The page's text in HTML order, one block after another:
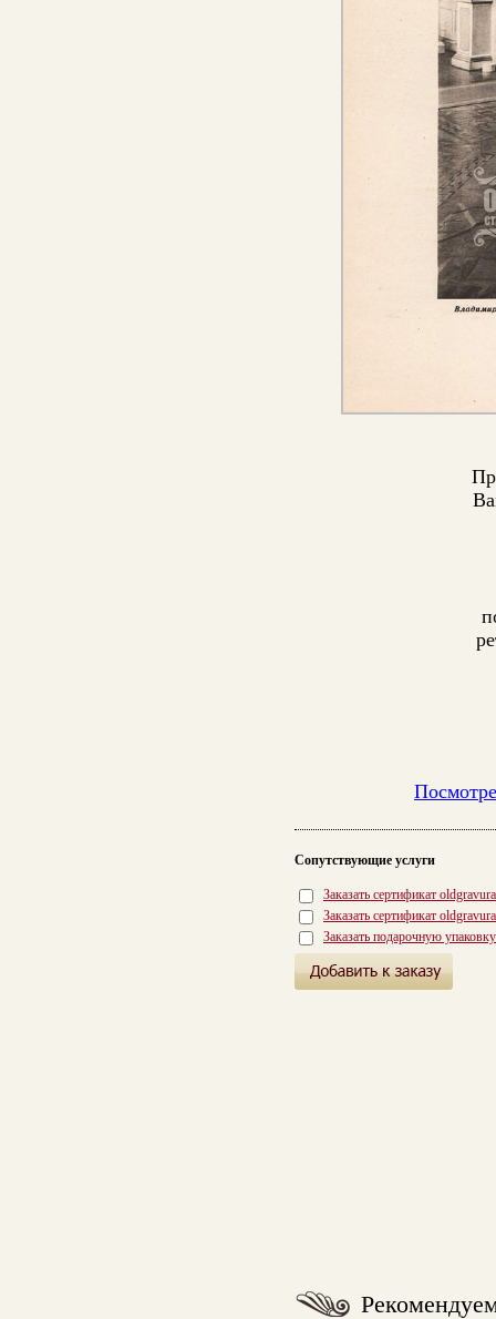
Сопутствующие услуги
Заказать сертификат
Заказать сертификат
Заказать подарочную